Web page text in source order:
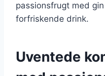
passionsfrugt med
forfriskende drink.
Uventede